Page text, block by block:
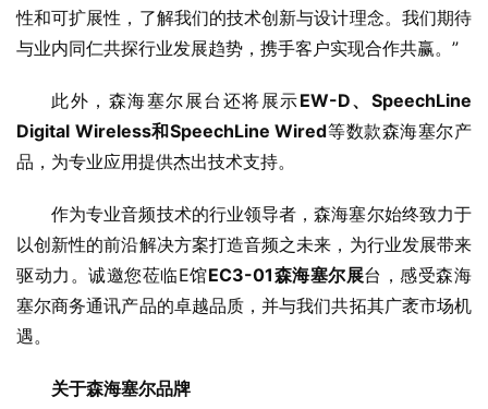
性和可扩展性，了解我们的技术创新与设计理念。我们期待
与业内同仁共探行业发展趋势，携手客户实现合作共赢。”
此外，森海塞尔展台还将展示EW-D、SpeechLine
Digital Wireless和SpeechLine Wired等数款森海塞尔产
品，为专业应用提供杰出技术支持。
作为专业音频技术的行业领导者，森海塞尔始终致力于
以创新性的前沿解决方案打造音频之未来，为行业发展带来
驱动力。诚邀您莅临E馆EC3-01森海塞尔展台，感受森海
塞尔商务通讯产品的卓越品质，并与我们共拓其广袤市场机
遇。
关于森海塞尔品牌